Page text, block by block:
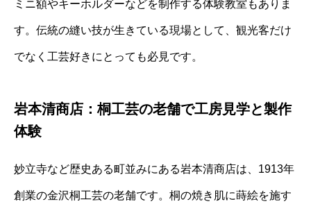
ミニ額やキーホルダーなどを制作する体験教室もありま
す。伝統の縫い技が生きている現場として、観光客だけ
でなく工芸好きにとっても必見です。
岩本清商店：桐工芸の老舗で工房見学と製作
体験
妙立寺など歴史ある町並みにある岩本清商店は、1913年
創業の金沢桐工芸の老舗です。桐の焼き肌に蒔絵を施す